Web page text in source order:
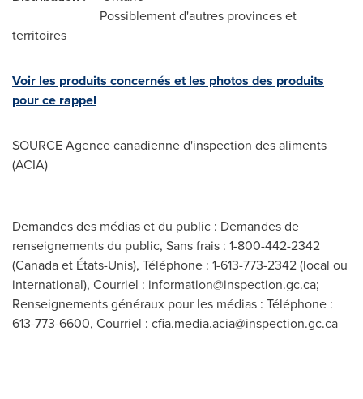
Possiblement d'autres provinces et
territoires
Voir les produits concernés et les photos des produits
pour ce rappel
SOURCE Agence canadienne d'inspection des aliments
(ACIA)
Demandes des médias et du public : Demandes de
renseignements du public, Sans frais : 1-800-442-2342
(Canada et États-Unis), Téléphone : 1-613-773-2342 (local ou
international), Courriel : information@inspection.gc.ca;
Renseignements généraux pour les médias : Téléphone :
613-773-6600, Courriel : cfia.media.acia@inspection.gc.ca